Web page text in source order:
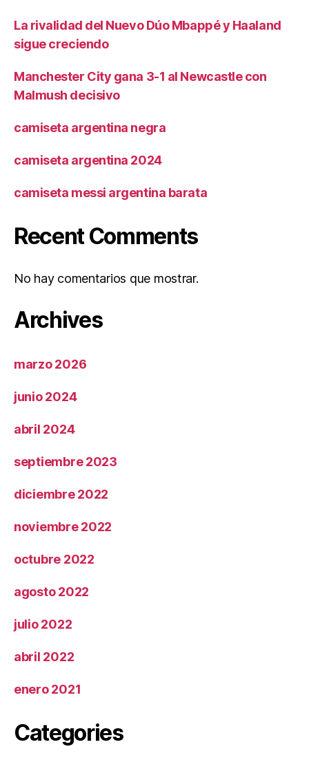
La rivalidad del Nuevo Dúo Mbappé y Haaland
sigue creciendo
Manchester City gana 3-1 al Newcastle con
Malmush decisivo
camiseta argentina negra
camiseta argentina 2024
camiseta messi argentina barata
Recent Comments
No hay comentarios que mostrar.
Archives
marzo 2026
junio 2024
abril 2024
septiembre 2023
diciembre 2022
noviembre 2022
octubre 2022
agosto 2022
julio 2022
abril 2022
enero 2021
Categories